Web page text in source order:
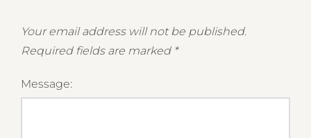
Your email address will not be published.
Required fields are marked *
Message: